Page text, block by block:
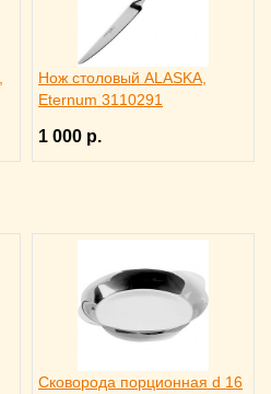
Нож столовый ALASKA,
Eternum 3110291
1 000 р.
Сковорода порционная d 16